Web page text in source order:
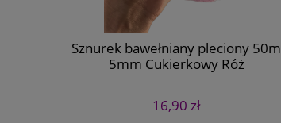
Sznurek bawełniany pleciony 50m
5mm Cukierkowy Róż
16,90 zł